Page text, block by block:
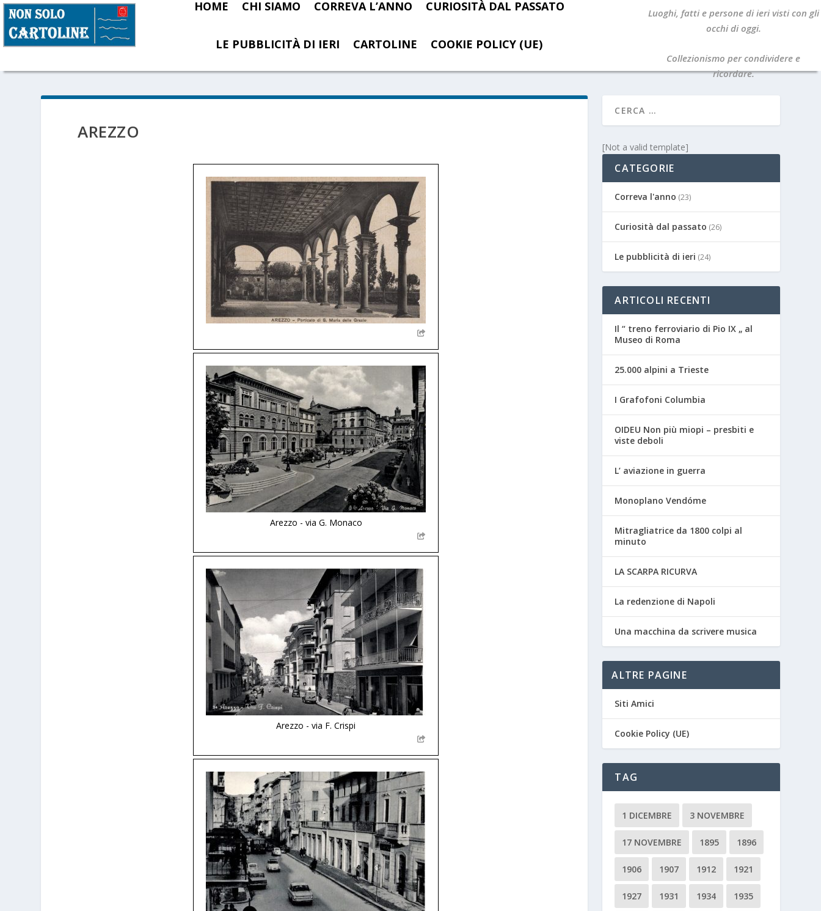
HOME CHI SIAMO CORREVA L’ANNO CURIOSITÀ DAL PASSATO
LE PUBBLICITÀ DI IERI CARTOLINE COOKIE POLICY (UE)
Luoghi, fatti e persone di ieri visti con gli
occhi di oggi.
Collezionismo per condividere e
ricordare.
AREZZO
Arezzo - via G. Monaco
Arezzo - via F. Crispi
[Not a valid template]
CATEGORIE
Correva l'anno (23)
Curiosità dal passato (26)
Le pubblicità di ieri (24)
ARTICOLI RECENTI
Il “ treno ferroviario di Pio IX „ al
Museo di Roma
25.000 alpini a Trieste
I Grafofoni Columbia
OIDEU Non più miopi – presbiti e
viste deboli
L’ aviazione in guerra
Monoplano Vendóme
Mitragliatrice da 1800 colpi al
minuto
LA SCARPA RICURVA
La redenzione di Napoli
Una macchina da scrivere musica
ALTRE PAGINE
Siti Amici
Cookie Policy (UE)
TAG
1 DICEMBRE 3 NOVEMBRE
17 NOVEMBRE 1895 1896
1906 1907 1912 1921
1927 1931 1934 1935